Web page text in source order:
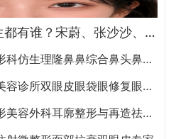
西安知名的双眼皮医生都有谁？宋蔚、张沙沙、韩钰博、王璇、张文军谁做双眼皮更好？
陈书杨_广州博仕知美整形科仿生理隆鼻鼻综合鼻头鼻翼缩小专家
赵海成_北京新面孔医疗美容诊所双眼皮眼袋眼修复眼周年轻化专家
刘嘉锋_武汉同济医院整形美容外科耳廓整形与再造祛眼袋眼部整形专家